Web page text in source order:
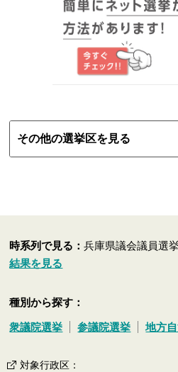
時系列で見る：兵庫県議会議員選
結果を見る
種別から探す：
衆議院選挙 参議院選挙 地方
対象行政区 ：